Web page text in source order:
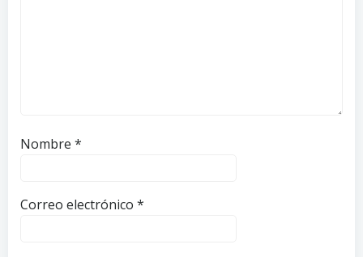
Nombre *
Correo electrónico *